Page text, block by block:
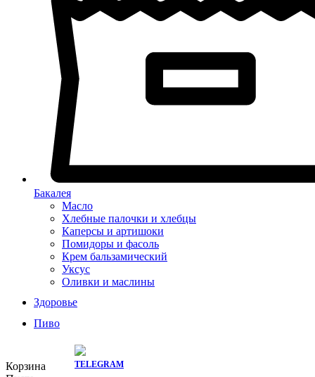
Бакалея
Масло
Хлебные палочки и хлебцы
Каперсы и артишоки
Помидоры и фасоль
Крем бальзамический
Уксус
Оливки и маслины
Здоровье
Пиво
Корзина